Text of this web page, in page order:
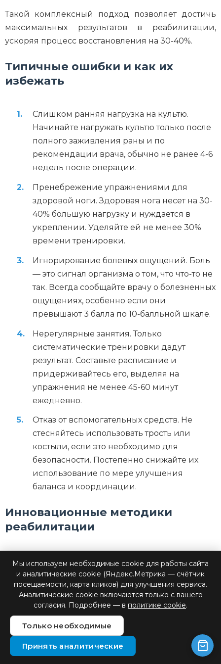
Такой комплексный подход позволяет достичь
максимальных результатов в реабилитации,
ускоряя процесс восстановления на 30-40%.
Типичные ошибки и как их
избежать
Слишком ранняя нагрузка на культю.
Начинайте нагружать культю только после
полного заживления раны и по
рекомендации врача, обычно не ранее 4-6
недель после операции.
Пренебрежение упражнениями для
здоровой ноги. Здоровая нога несет на 30-
40% большую нагрузку и нуждается в
укреплении. Уделяйте ей не менее 30%
времени тренировки.
Игнорирование болевых ощущений. Боль
— это сигнал организма о том, что что-то не
так. Всегда сообщайте врачу о болезненных
ощущениях, особенно если они
превышают 3 балла по 10-балльной шкале.
Нерегулярные занятия. Только
систематические тренировки дадут
результат. Составьте расписание и
придерживайтесь его, выделяя на
упражнения не менее 45-60 минут
ежедневно.
Отказ от вспомогательных средств. Не
стесняйтесь использовать трость или
костыли, если это необходимо для
безопасности. Постепенно снижайте их
использование по мере улучшения
баланса и координации.
Инновационные методики
реабилитации
методики реабилитации, которые помогают
пациентам быстрее восстанавливаться и
адаптироваться к жизни с протезом:
Зеркальная терапия: Использование
зеркал для создания визуальной иллюзии
движения отсутствующей конечности. Это
Мы используем необходимые cookie для работы сайта
и аналитические cookie (Яндекс.Метрика — счётчик
посещаемости, карта кликов) для улучшения сервиса.
Аналитические cookie включаются только с вашего
согласия. Подробнее — в политике cookie.
Только необходимые
Принять аналитические